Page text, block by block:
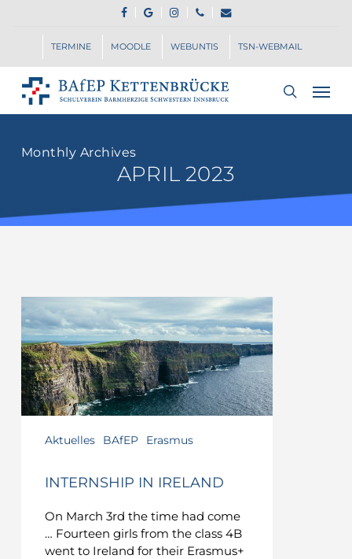
content
FACEBOOK
GOOGLE-
PLUS
INSTAGRAM
PHONEEMAIL
TERMINE MOODLE WEBUNTIS TSN-WEBMAIL
search
Menu
Monthly Archives
APRIL 2023
Aktuelles BAfEP Erasmus
INTERNSHIP IN IRELAND
On March 3rd the time had come
… Fourteen girls from the class 4B
went to Ireland for their Erasmus+